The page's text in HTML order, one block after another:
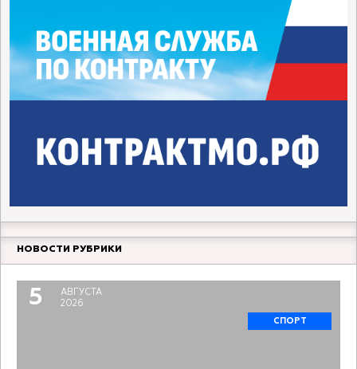
НОВОСТИ РУБРИКИ
5
АВГУСТА
2026
СПОРТ